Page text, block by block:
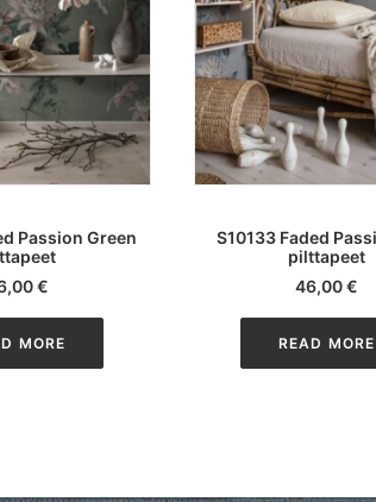
Passion Green
€
MORE
S10133 Faded
pilttapeet
46,00€
READ MORE